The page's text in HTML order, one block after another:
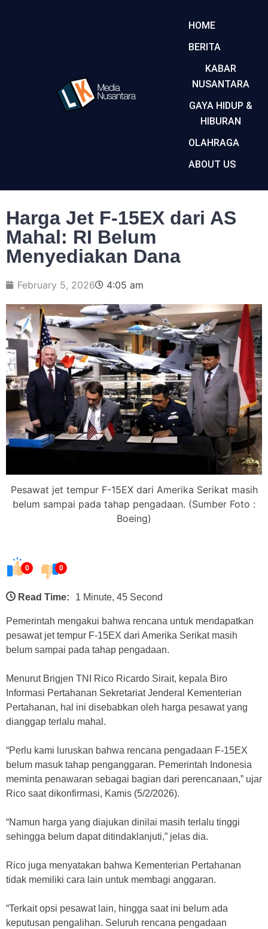
HOME
BERITA
KABAR
NUSANTARA
GAYA HIDUP &
HIBURAN
OLAHRAGA
ABOUT US
Harga Jet F-15EX dari AS
Mahal: RI Belum
Menyediakan Dana
February 5, 2026 4:05 am
Pesawat jet tempur F-15EX dari Amerika Serikat masih
belum sampai pada tahap pengadaan. (Sumber Foto :
Boeing)
0 0
Read Time: 1 Minute, 45 Second
Pemerintah mengakui bahwa rencana untuk mendapatkan
pesawat jet tempur F-15EX dari Amerika Serikat masih
belum sampai pada tahap pengadaan.
Menurut Brigjen TNI Rico Ricardo Sirait, kepala Biro
Informasi Pertahanan Sekretariat Jenderal Kementerian
Pertahanan, hal ini disebabkan oleh harga pesawat yang
dianggap terlalu mahal.
“Perlu kami luruskan bahwa rencana pengadaan F-15EX
belum masuk tahap penganggaran. Pemerintah Indonesia
meminta penawaran sebagai bagian dari perencanaan,” ujar
Rico saat dikonfirmasi, Kamis (5/2/2026).
“Namun harga yang diajukan dinilai masih terlalu tinggi
sehingga belum dapat ditindaklanjuti,” jelas dia.
Rico juga menyatakan bahwa Kementerian Pertahanan
tidak memiliki cara lain untuk membagi anggaran.
“Terkait opsi pesawat lain, hingga saat ini belum ada
keputusan pengalihan. Seluruh rencana pengadaan